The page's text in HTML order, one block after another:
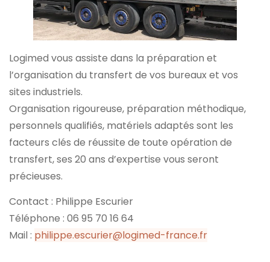
Logimed vous assiste dans la préparation et
l’organisation du transfert de vos bureaux et vos
sites industriels.
Organisation rigoureuse, préparation méthodique,
personnels qualifiés, matériels adaptés sont les
facteurs clés de réussite de toute opération de
transfert, ses 20 ans d’expertise vous seront
précieuses.
Contact : Philippe Escurier
Téléphone : 06 95 70 16 64
Mail : philippe.escurier@logimed-france.fr